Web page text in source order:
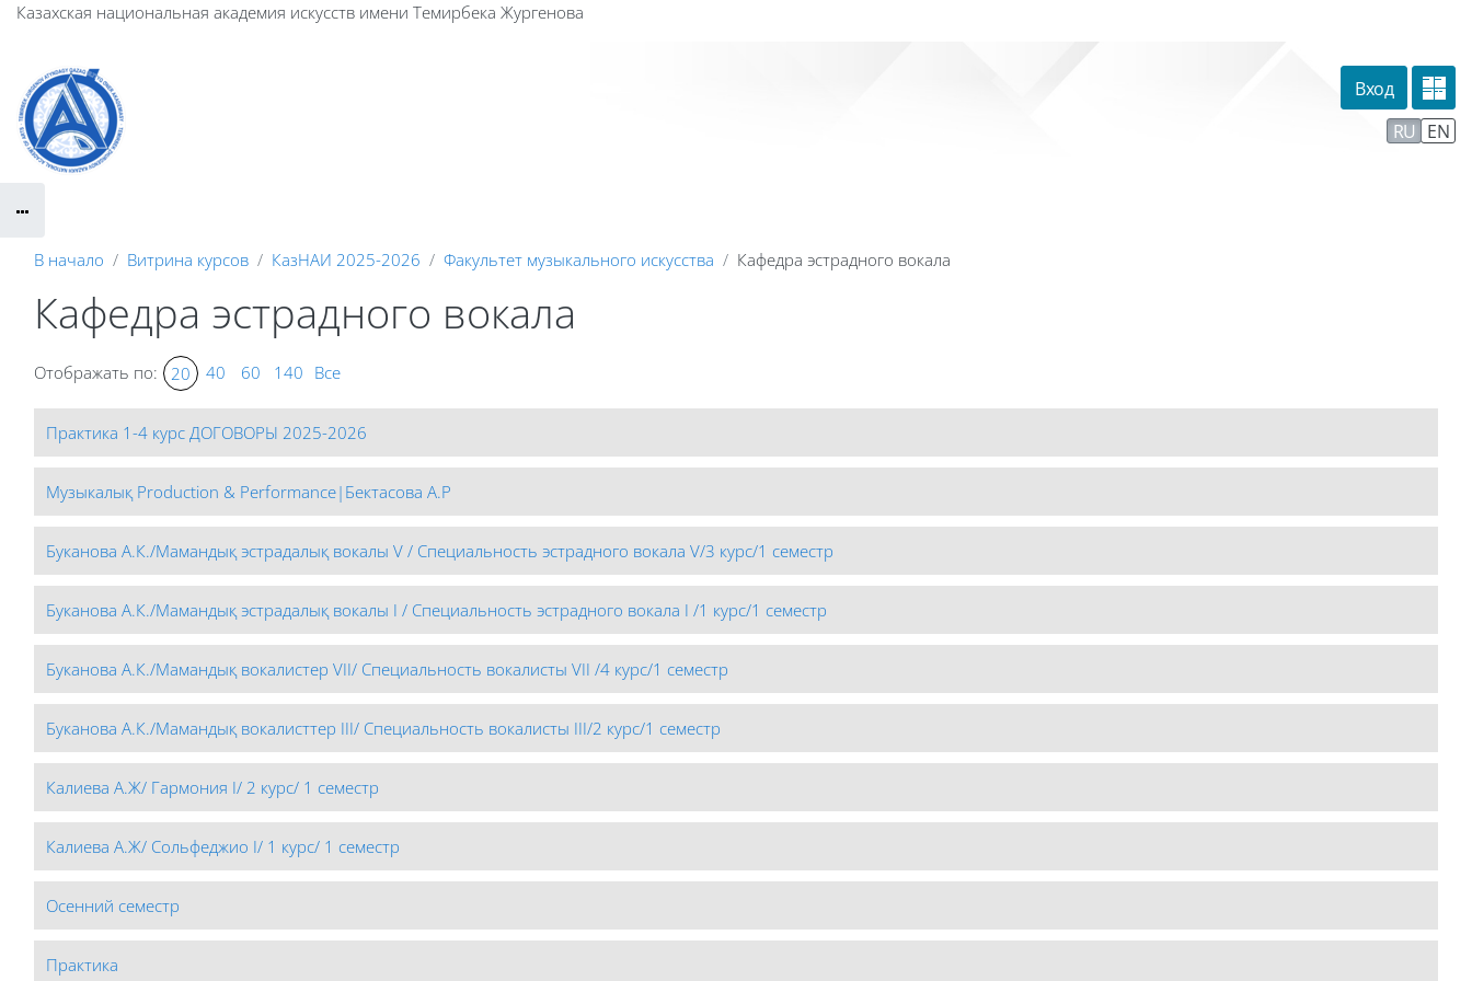
Перейти к основному содержанию
Казахская национальная академия искусств имени Темирбека Жургенова
Вход
RU EN
В начало Витрина курсов КазНАИ 2025-2026 Факультет музыкального искусства Кафедра эстрадного вокала
Кафедра эстрадного вокала
Отображать по: 20 40 60 140 Все
Практика 1-4 курс ДОГОВОРЫ 2025-2026
Музыкалық Production & Performance|Бектасова А.Р
Буканова А.К./Мамандық эстрадалық вокалы V / Специальность эстрадного вокала V/3 курс/1 семестр
Буканова А.К./Мамандық эстрадалық вокалы I / Специальность эстрадного вокала I /1 курс/1 семестр
Буканова А.К./Мамандық вокалистер VII/ Специальность вокалисты VII /4 курс/1 семестр
Буканова А.К./Мамандық вокалисттер III/ Специальность вокалисты III/2 курс/1 семестр
Калиева А.Ж/ Гармония I/ 2 курс/ 1 семестр
Калиева А.Ж/ Сольфеджио I/ 1 курс/ 1 семестр
Осенний семестр
Практика